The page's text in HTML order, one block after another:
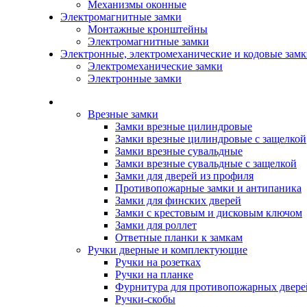
Механизмы оконные
Электромагнитные замки
Монтажные кронштейны
Электромагнитные замки
Электронные, электромеханические и кодовые
Электромеханические замки
Электронные замки
Врезные замки
Замки врезные цилиндровые
Замки врезные цилиндровые с защелкой
Замки врезные сувальдные
Замки врезные сувальдные с защелкой
Замки для дверей из профиля
Противопожарные замки и антипаника
Замки для финских дверей
Замки с крестовым и дисковым ключом
Замки для роллет
Ответные планки к замкам
Ручки дверные и комплектующие
Ручки на розетках
Ручки на планке
Фурнитура для противопожарных
Ручки-скобы